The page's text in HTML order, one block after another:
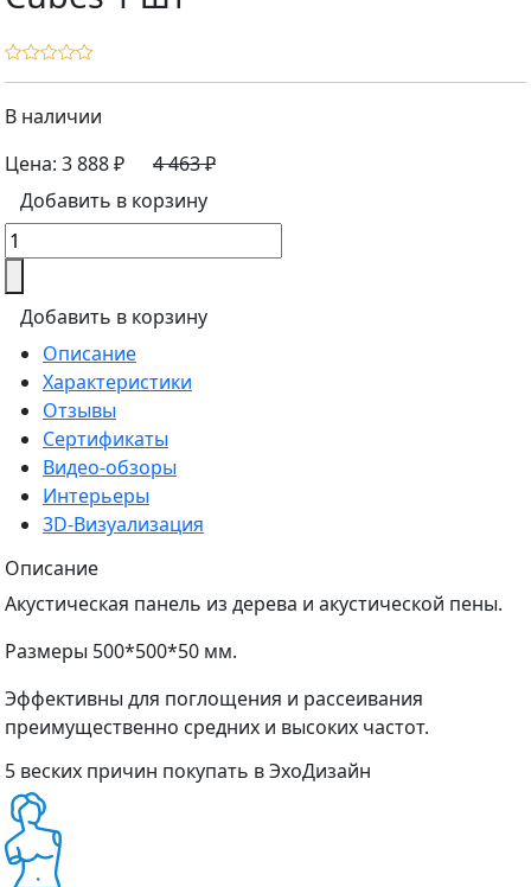
В наличии
Цена: 3 888 ₽
4 463 ₽
Добавить в корзину
Добавить в корзину
Описание
Характеристики
Отзывы
Сертификаты
Видео-обзоры
Интерьеры
3D-Визуализация
Описание
Акустическая панель из дерева и акустической пены.
Размеры 500*500*50 мм.
Эффективны для поглощения и рассеивания
преимущественно средних и высоких частот.
5 веских причин покупать в ЭхоДизайн